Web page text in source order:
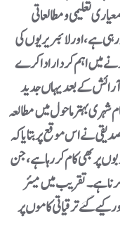
تعلیمی و مطالعاتی
ہے، اور لائبریریوں کی
میں اہم کردار ادا کرے
آرائش کے بعد یہاں جدید
شہری بہتر ماحول میں مطالعہ
نے اس موقع پر بتایا کہ
پر بھی کام کر رہا ہے، جن
ہے۔تقریب میں میئر
گئے ترقیاتی کاموں پر